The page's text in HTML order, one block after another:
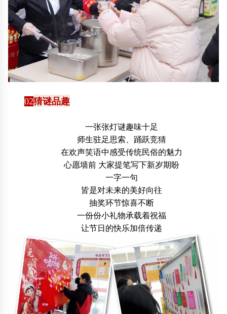
02猜谜品趣
一张张灯谜趣味十足
师生驻足思索、踊跃竞猜
在欢声笑语中感受传统民俗的魅力
心愿墙前 大家提笔写下新岁期盼
一字一句
皆是对未来的美好向往
抽奖环节惊喜不断
一份份小礼物承载着祝福
让节日的快乐加倍传递